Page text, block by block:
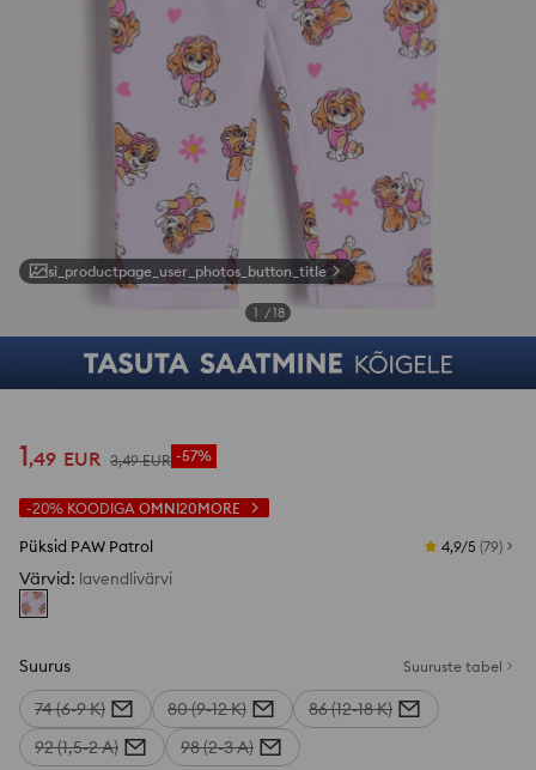
si_productpage_user_photos_button_title
1 /18
1,49 EUR 3,49 EUR -57%
-20% KOODIGA OMNI20MORE
Püksid PAW Patrol 4,9/5 (79)
Värvid: lavendlivärvi
Suurus Suuruste tabel
74 (6-9 K) 80 (9-12 K)
86 (12-18 K)
92 (1,5-2 A)
98 (2-3 A)